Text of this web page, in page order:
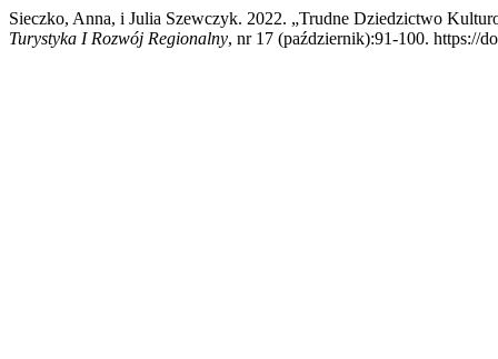
Sieczko, Anna, i Julia Szewczyk. 2022. „Trudne Dziedzictwo
Turystyka I Rozwój Regionalny, nr 17 (październik):91-100. https://